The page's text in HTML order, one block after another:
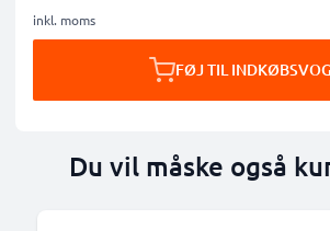
inkl. moms
FØJ TIL
Du vil måske også